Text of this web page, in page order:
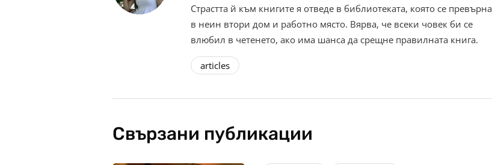
Страстта й към книгите я отведе в библиотеката, която се превърна
в неин втори дом и работно място. Вярва, че всеки човек би се
влюбил в четенето, ако има шанса да срещне правилната книга.
articles
Свързани публикации